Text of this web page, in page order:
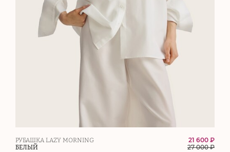
РУБАШКА LAZY MORNING
БЕЛЫЙ
21 600 ₽
27 000₽